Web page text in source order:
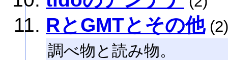
RとGMTとその他(2)
調べ物と読み物。